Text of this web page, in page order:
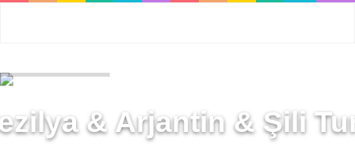
& Arjantin & Şili